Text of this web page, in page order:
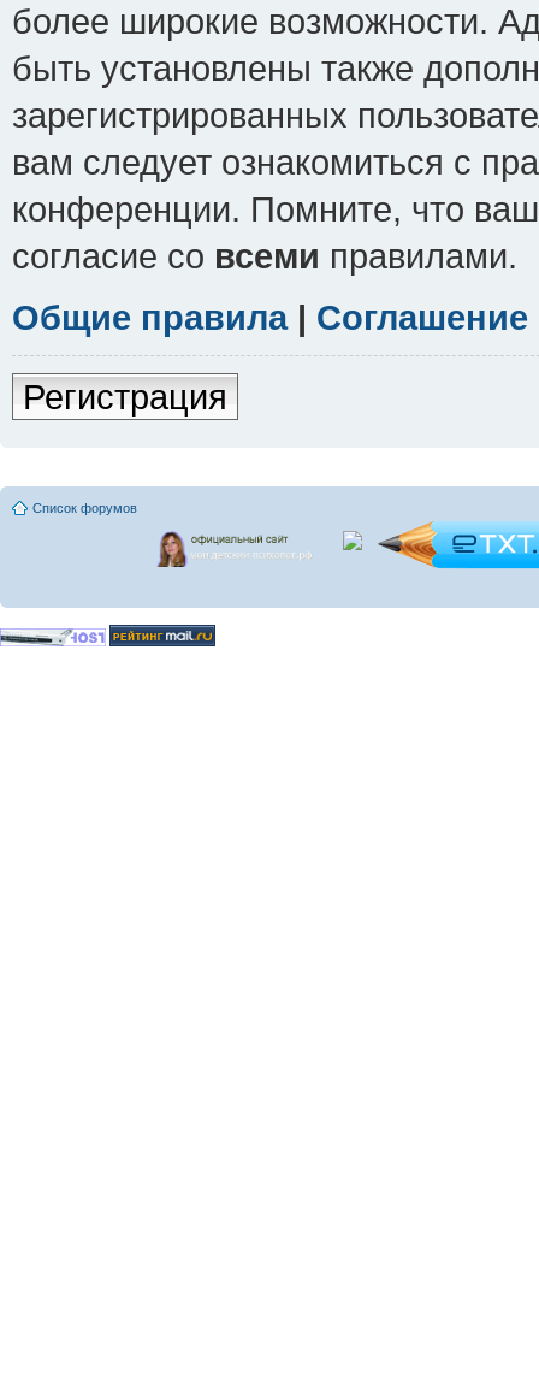
более широкие возможности.
быть установлены также
зарегистрированных
вам следует ознакомиться с
конференции. Помните, что
согласие со всеми правилами.
Общие правила|
Регистрация
Список форумов